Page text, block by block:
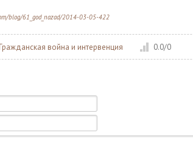
blog/61_god_nazad/2014-03-05-422
Гражданская война и интервенция 0.0/0